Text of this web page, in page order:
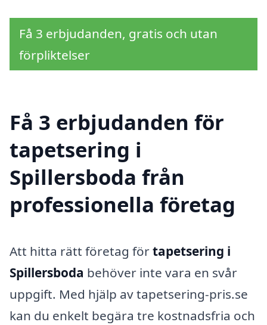
Få 3 erbjudanden, gratis och utan
förpliktelser
Få 3 erbjudanden för
tapetsering i
Spillersboda från
professionella företag
Att hitta rätt företag förtapetsering i
Spillersboda behöver inte vara en svår
uppgift. Med hjälp av tapetsering-pris.se
kan du enkelt begära tre kostnadsfria och